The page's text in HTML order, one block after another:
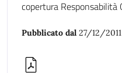
copertura Responsabilità
Pubblicato dal 27/12/2011